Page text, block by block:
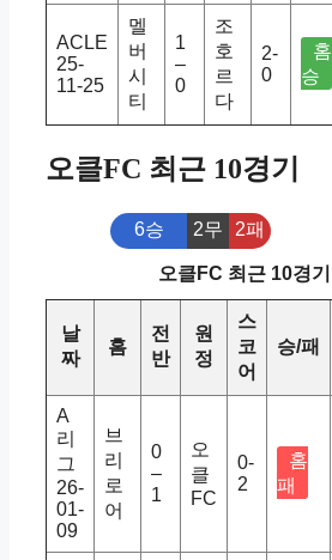
ACLE
25-
11-25
멜
버
시
티
1
–
0
조
호
르
다
2-
0
홈
승
오클FC 최근 10경기
6승 2무 2패
오클FC 최근 10경기
날
짜
홈
전
반
원
정
스
코
어
승/패
A
리
그
26-
01-
09
브
리
로
어
0
–
1
오
클
FC
0-
2
홈
패